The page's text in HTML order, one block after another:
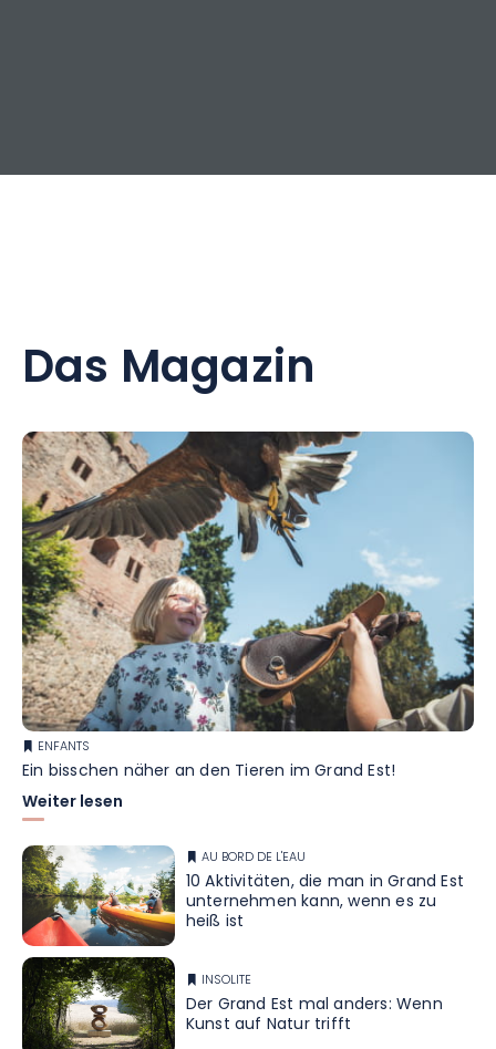
Das Magazin
ENFANTS
Ein bisschen näher an den Tieren im Grand Est!
Weiter lesen
AU BORD DE L'EAU
10 Aktivitäten, die man in Grand Est
unternehmen kann, wenn es zu
heiß ist
INSOLITE
Der Grand Est mal anders: Wenn
Kunst auf Natur trifft